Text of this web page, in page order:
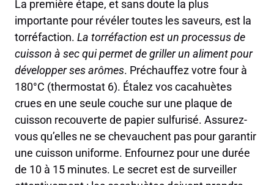
La première étape, et sans doute la plus
importante pour révéler toutes les saveurs, est la
torréfaction. La torréfaction est un processus de
cuisson à sec qui permet de griller un aliment pour
développer ses arômes. Préchauffez votre four à
180°C (thermostat 6). Étalez vos cacahuètes
crues en une seule couche sur une plaque de
cuisson recouverte de papier sulfurisé. Assurez-
vous qu’elles ne se chevauchent pas pour garantir
une cuisson uniforme. Enfournez pour une durée
de 10 à 15 minutes. Le secret est de surveiller